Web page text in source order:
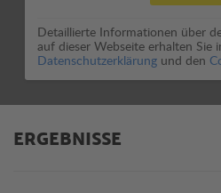
Detaillierte Informationen über
auf dieser Webseite erhalten Sie
Datenschutzerklärung und den
ERGEBNISSE